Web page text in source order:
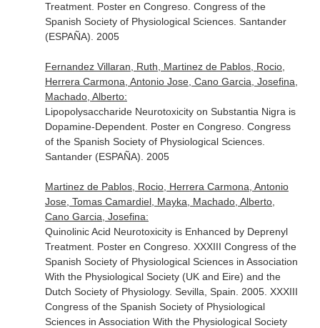
Treatment. Poster en Congreso. Congress of the
Spanish Society of Physiological Sciences. Santander
(ESPAÑA). 2005
Fernandez Villaran, Ruth, Martinez de Pablos, Rocio,
Herrera Carmona, Antonio Jose, Cano Garcia, Josefina,
Machado, Alberto:
Lipopolysaccharide Neurotoxicity on Substantia Nigra is
Dopamine-Dependent. Poster en Congreso. Congress
of the Spanish Society of Physiological Sciences.
Santander (ESPAÑA). 2005
Martinez de Pablos, Rocio, Herrera Carmona, Antonio
Jose, Tomas Camardiel, Mayka, Machado, Alberto,
Cano Garcia, Josefina:
Quinolinic Acid Neurotoxicity is Enhanced by Deprenyl
Treatment. Poster en Congreso. XXXIII Congress of the
Spanish Society of Physiological Sciences in Association
With the Physiological Society (UK and Eire) and the
Dutch Society of Physiology. Sevilla, Spain. 2005. XXXIII
Congress of the Spanish Society of Physiological
Sciences in Association With the Physiological Society